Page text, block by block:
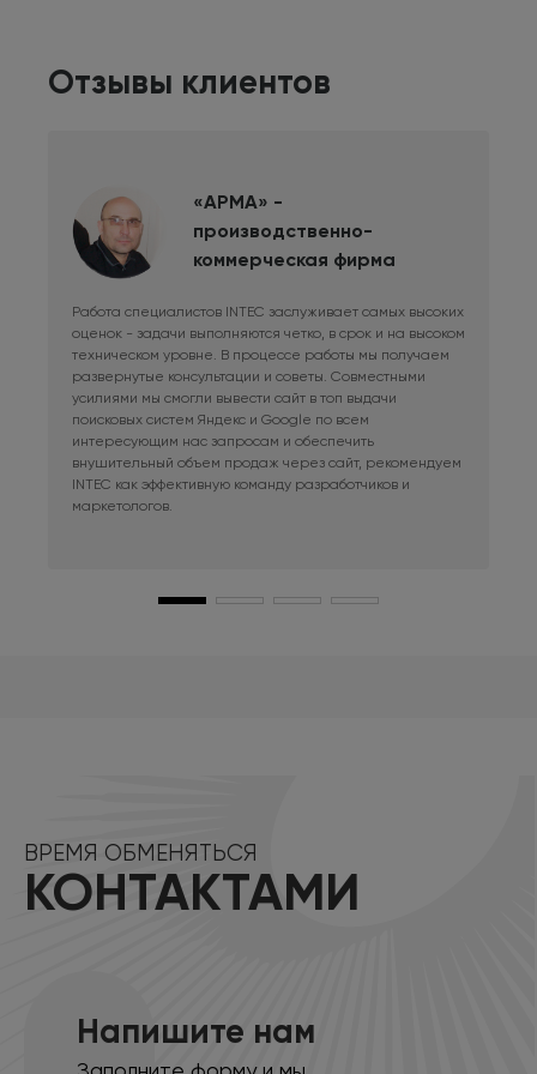
Отзывы клиентов
«АРМА» -
производственно-
коммерческая фирма
Работа специалистов INTEC заслуживает самых высоких
оценок - задачи выполняются четко, в срок и на высоком
техническом уровне. В процессе работы мы получаем
развернутые консультации и советы. Совместными
усилиями мы смогли вывести сайт в топ выдачи
поисковых систем Яндекс и Google по всем
интересующим нас запросам и обеспечить
внушительный объем продаж через сайт, рекомендуем
INTEC как эффективную команду разработчиков и
маркетологов.
ВРЕМЯ ОБМЕНЯТЬСЯ
КОНТАКТАМИ
Напишите нам